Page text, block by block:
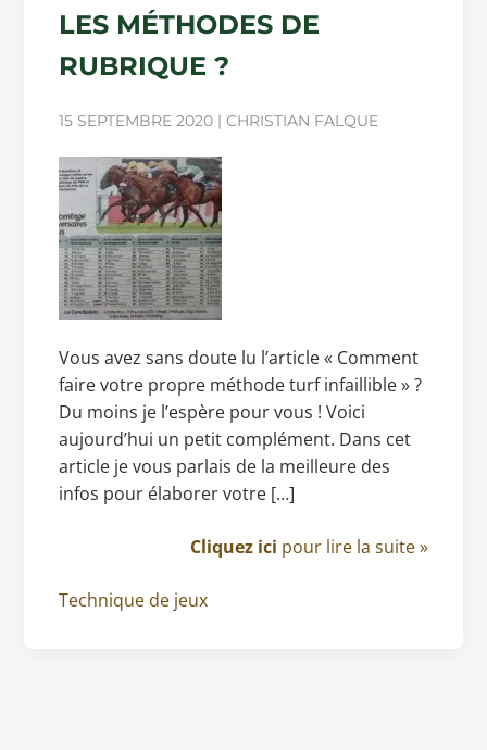
LES MÉTHODES DE
RUBRIQUE ?
15 SEPTEMBRE 2020 | CHRISTIAN FALQUE
Vous avez sans doute lu l’article « Comment
faire votre propre méthode turf infaillible » ?
Du moins je l’espère pour vous ! Voici
aujourd’hui un petit complément. Dans cet
article je vous parlais de la meilleure des
infos pour élaborer votre […]
Cliquez ici pour lire la suite »
Technique de jeux